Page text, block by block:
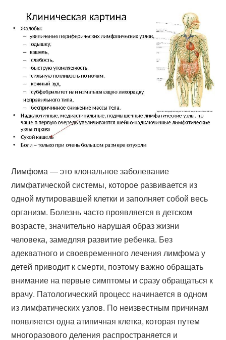
Лимфома — это клональное заболевание
лимфатической системы, которое развивается из
одной мутировавшей клетки и заполняет собой весь
организм. Болезнь часто проявляется в детском
возрасте, значительно нарушая образ жизни
человека, замедляя развитие ребенка. Без
адекватного и своевременного лечения лимфома у
детей приводит к смерти, поэтому важно обращать
внимание на первые симптомы и сразу обращаться к
врачу. Патологический процесс начинается в одном
из лимфатических узлов. По неизвестным причинам
появляется одна атипичная клетка, которая путем
многоразового деления распространяется и